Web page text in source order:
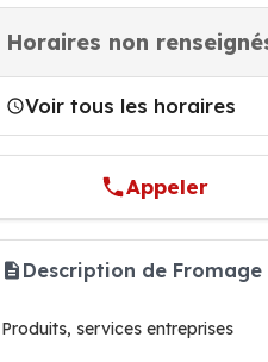
Horaires non
Voir tous les horaires
Appeler
Description de Fromage
Produits, services entreprises